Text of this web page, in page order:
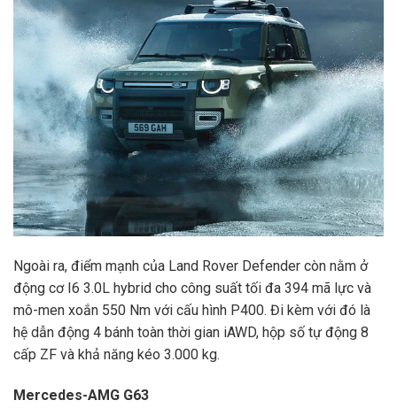
Ngoài ra, điểm mạnh của Land Rover Defender còn nằm ở
động cơ I6 3.0L hybrid cho công suất tối đa 394 mã lực và
mô-men xoắn 550 Nm với cấu hình P400. Đi kèm với đó là
hệ dẫn động 4 bánh toàn thời gian iAWD, hộp số tự động 8
cấp ZF và khả năng kéo 3.000 kg.
Mercedes-AMG G63